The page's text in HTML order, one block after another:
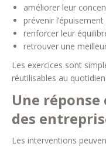
améliorer leur
prévenir
renforcer leur
retrouver une
Les exercices sont
réutilisables au quotidien.
Une
des
Les interventions